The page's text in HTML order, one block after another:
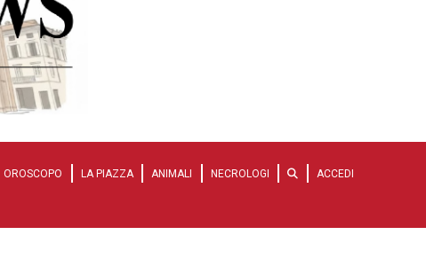
OROSCOPO LA PIAZZA ANIMALI NECROLOGI ACCEDI